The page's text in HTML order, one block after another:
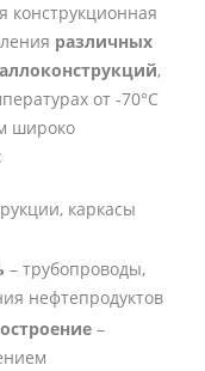
конструкционная
различных
,
от -70°C
широко
каркасы
– трубопроводы,
нефтепродуктов
–